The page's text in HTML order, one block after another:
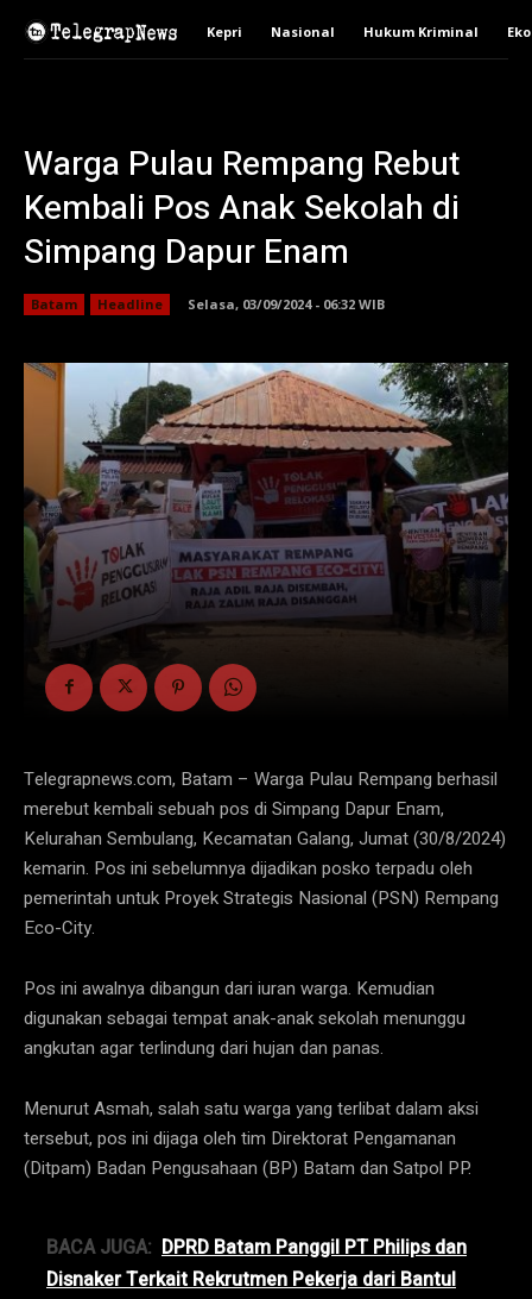
Kepri Nasional Hukum Kriminal
Warga Pulau Rempang Rebut
Kembali Pos Anak Sekolah di
Simpang Dapur Enam
Batam Headline Selasa, 03/09/2024 - 06:32 WIB
Telegrapnews.com, Batam – Warga Pulau Rempang berhasil
merebut kembali sebuah pos di Simpang Dapur Enam,
Kelurahan Sembulang, Kecamatan Galang, Jumat (30/8/2024)
kemarin. Pos ini sebelumnya dijadikan posko terpadu oleh
pemerintah untuk Proyek Strategis Nasional (PSN) Rempang
Eco-City.
Pos ini awalnya dibangun dari iuran warga. Kemudian
digunakan sebagai tempat anak-anak sekolah menunggu
angkutan agar terlindung dari hujan dan panas.
Menurut Asmah, salah satu warga yang terlibat dalam aksi
tersebut, pos ini dijaga oleh tim Direktorat Pengamanan
(Ditpam) Badan Pengusahaan (BP) Batam dan Satpol PP.
BACA JUGA: DPRD Batam Panggil PT Philips dan
Disnaker Terkait Rekrutmen Pekerja dari Bantul